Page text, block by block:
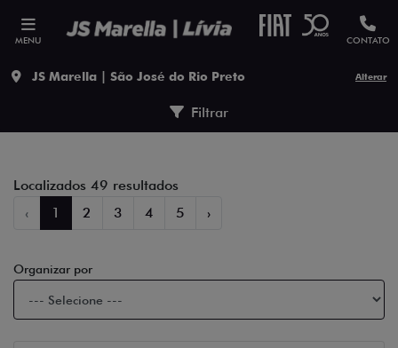
MENU CONTATO
JS Marella | São José do Rio Preto Alterar
Localizados 49 resultados
‹
1 2 3 4 5 ›
Filtrar
Organizar por